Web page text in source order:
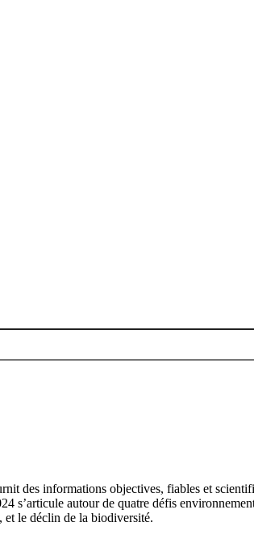
des informations objectives, fiables et
s’articule autour de quatre défis
et le déclin de la biodiversité.